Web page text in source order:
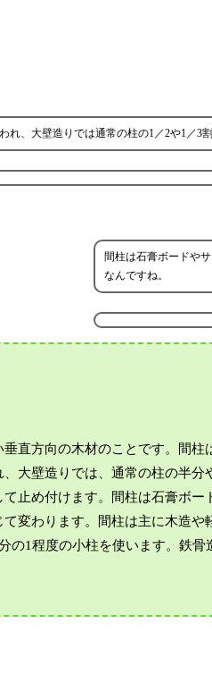
れ、大壁造りでは通常の柱の1／2や1／3
間柱は石膏ボードや
なんですね。
直方向の木材のことです。間
大壁造りでは、通常の柱の半
止め付けます。間柱は石膏ボ
変わります。間柱は主に木造
の1程度の小柱を使います。鉄